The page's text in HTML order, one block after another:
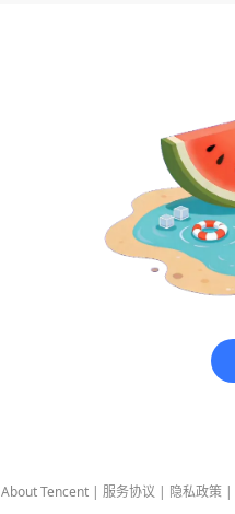
About Tencent | 服务协议 | 隐私政策 |